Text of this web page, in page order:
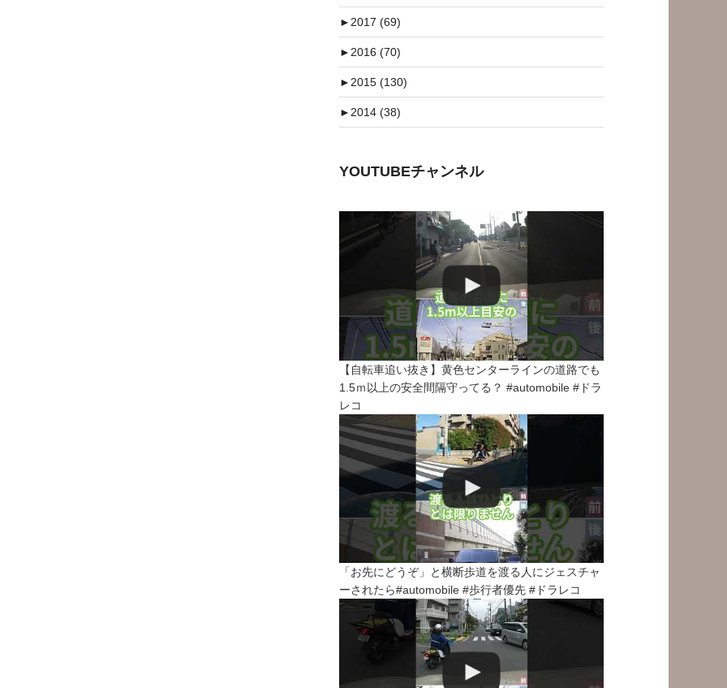
►2017 (69)
►2016 (70)
►2015 (130)
►2014 (38)
YOUTUBEチャンネル
【自転車追い抜き】黄色センターラインの道路でも
1.5ｍ以上の安全間隔守ってる？ #automobile #ドラ
レコ
「お先にどうぞ」と横断歩道を渡る人にジェスチャ
ーされたら#automobile #歩行者優先 #ドラレコ